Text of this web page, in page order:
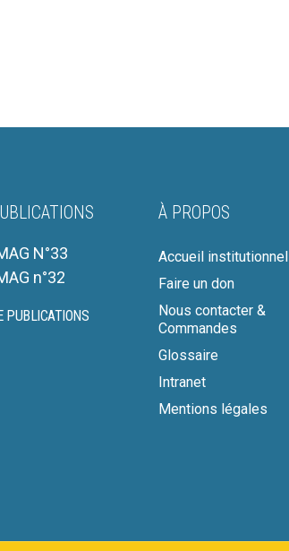
N°33
n°32
PUBLICATIONS
À PROPOS
Accueil institutionnel
Faire un don
Nous contacter &
Commandes
Glossaire
Intranet
Mentions légales